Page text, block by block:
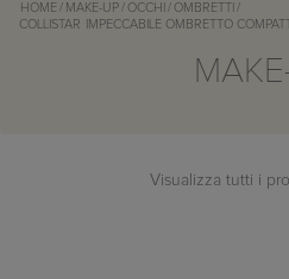
HOME / MAKE-UP / OCCHI / OMBRETTI /
COLLISTAR
IMPECCABILE OMBRETTO
Visualizza tutti i